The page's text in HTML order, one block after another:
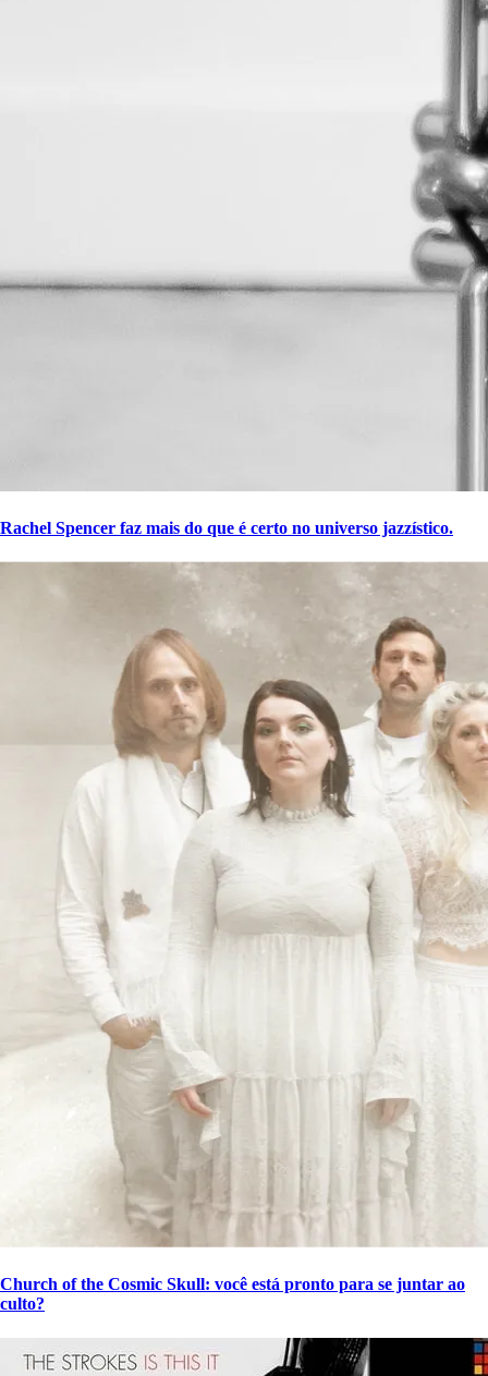
Rachel Spencer faz mais do que é certo no universo jazzístico.
Church of the Cosmic Skull: você está pronto para se juntar ao
culto?